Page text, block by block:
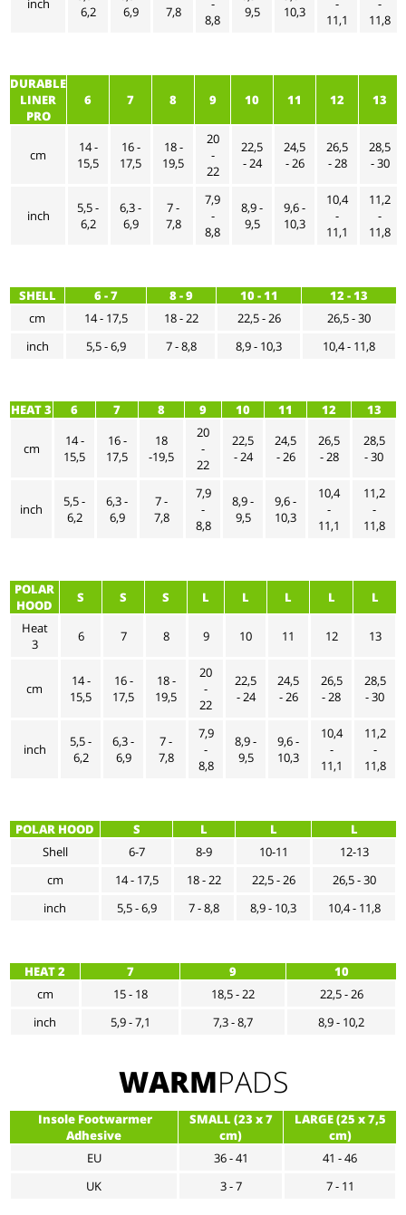
6,2
6,9
7,8
8,8
9,5
10,3
11,1
11,8
DURABLE
LINER
PRO
6 7 8 9 10 11 12 13
cm
14 -
15,5
16 -
17,5
18 -
19,5
20
-
22
22,5
- 24
24,5
- 26
26,5
- 28
28,5
- 30
inch
5,5 -
6,2
6,3 -
6,9
7 -
7,8
7,9
-
8,8
8,9 -
9,5
9,6 -
10,3
10,4
-
11,1
11,2
-
11,8
SHELL 6 - 7 8 - 9 10 - 11
12 - 13
cm
14 - 17,5 18 - 22 22,5 - 26
26,5 - 30
inch
5,5 - 6,9 7 - 8,8 8,9 - 10,3 10,4 - 11,8
HEAT 3 6 7 8 9 10 11 12 13
cm
14 -
15,5
16 -
17,5
18
-19,5
20
-
22
22,5
- 24
24,5
- 26
26,5
- 28
28,5
- 30
inch
5,5 -
6,2
6,3 -
6,9
7 -
7,8
7,9
-
8,8
8,9 -
9,5
9,6 -
10,3
10,4
-
11,1
11,2
-
11,8
POLAR
HOOD
S S S L L L L
L
Heat
3
6 7 8 9 10 11 12 13
cm
14 -
15,5
16 -
17,5
18 -
19,5
20
-
22
22,5
- 24
24,5
- 26
26,5
- 28
28,5
- 30
inch
5,5 -
6,2
6,3 -
6,9
7 -
7,8
7,9
-
8,8
8,9 -
9,5
9,6 -
10,3
10,4
-
11,1
11,2
-
11,8
POLAR HOOD S L L
L
Shell
6-7 8-9 10-11
12-13
cm
14 - 17,5 18 - 22 22,5 - 26
26,5 - 30
inch
5,5 - 6,9 7 - 8,8 8,9 - 10,3 10,4 - 11,8
HEAT 2 7 9
10
cm
15 - 18 18,5 - 22
22,5 - 26
inch
5,9 - 7,1 7,3 - 8,7 8,9 - 10,2
WARMPADS
Insole Footwarmer
Adhesive
SMALL (23 x 7
cm)
LARGE (25 x 7,5
cm)
EU
36 - 41
41 - 46
UK
3 - 7 7 - 11